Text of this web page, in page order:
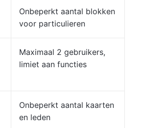
Onbeperkt aantal blokken
voor particulieren
Maximaal 2 gebruikers,
limiet aan functies
Onbeperkt aantal kaarten
en leden